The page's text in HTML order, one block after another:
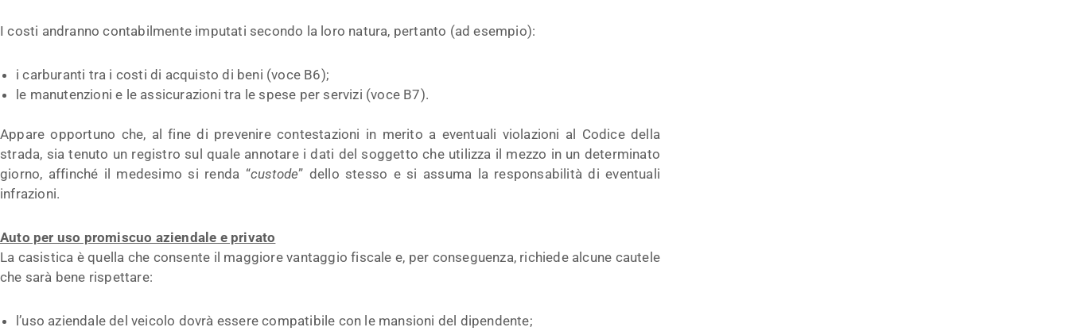
I costi andranno contabilmente imputati secondo la loro natura, pertanto (ad esempio):
i carburanti tra i costi di acquisto di beni (voce B6);
le manutenzioni e le assicurazioni tra le spese per servizi (voce B7).
Appare opportuno che, al fine di prevenire contestazioni in merito a eventuali violazioni al Codice della
strada, sia tenuto un registro sul quale annotare i dati del soggetto che utilizza il mezzo in un determinato
giorno, affinché il medesimo si renda “custode” dello stesso e si assuma la responsabilità di eventuali
infrazioni.
Auto per uso promiscuo aziendale e privato
La casistica è quella che consente il maggiore vantaggio fiscale e, per conseguenza, richiede alcune cautele
che sarà bene rispettare:
l’uso aziendale del veicolo dovrà essere compatibile con le mansioni del dipendente;